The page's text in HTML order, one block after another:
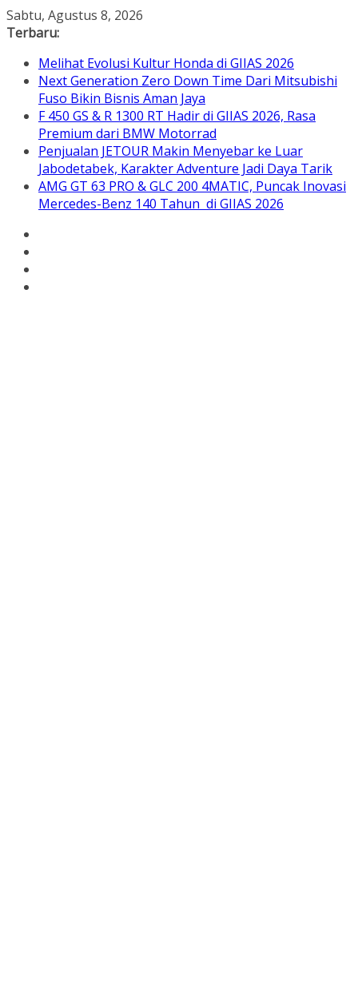
Skip
to
Sabtu, Agustus 8, 2026
Terbaru:
Melihat Evolusi Kultur Honda di GIIAS 2026
Next Generation Zero Down Time Dari Mitsubishi
Fuso Bikin Bisnis Aman Jaya
F 450 GS & R 1300 RT Hadir di GIIAS 2026, Rasa
Premium dari BMW Motorrad
Penjualan JETOUR Makin Menyebar ke Luar
Jabodetabek, Karakter Adventure Jadi Daya Tarik
AMG GT 63 PRO & GLC 200 4MATIC, Puncak Inovasi
Mercedes-Benz 140 Tahun di GIIAS 2026